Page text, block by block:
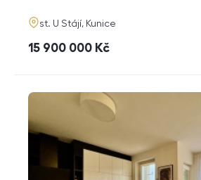
adresa
st. U Stájí, Kunice
cena
15 900 000 Kč